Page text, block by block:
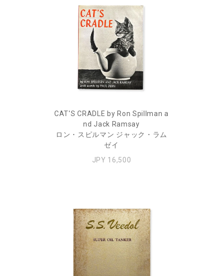
CAT'S CRADLE by Ron Spillman a
nd Jack Ramsay
ロン・スピルマン ジャック・ラム
ゼイ
JPY 16,500